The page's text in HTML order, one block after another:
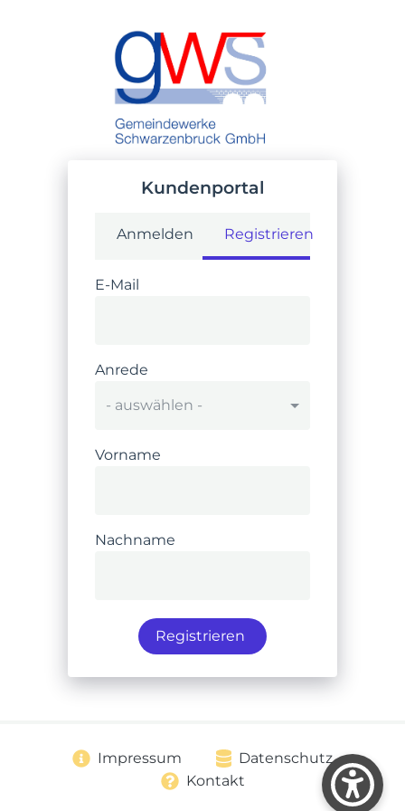
Kundenportal
Anmelden Registrieren
E-Mail
Anrede
- auswählen -
Vorname
Nachname
Registrieren
Impressum
Datenschutz
Kontakt